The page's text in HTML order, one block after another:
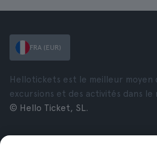
FRA (EUR)
Hellotickets est le meilleur moyen
excursions et des activités dans le
© Hello Ticket, SL.